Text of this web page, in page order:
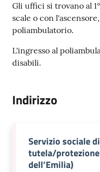
n
l
i
n
e
gli
Seguici
Gli uffici si trovano al
scale o con
poliambulatorio.
L'ingresso al
disabili.
Indirizzo
Servizio sociale
tutela/
dell’Emilia)